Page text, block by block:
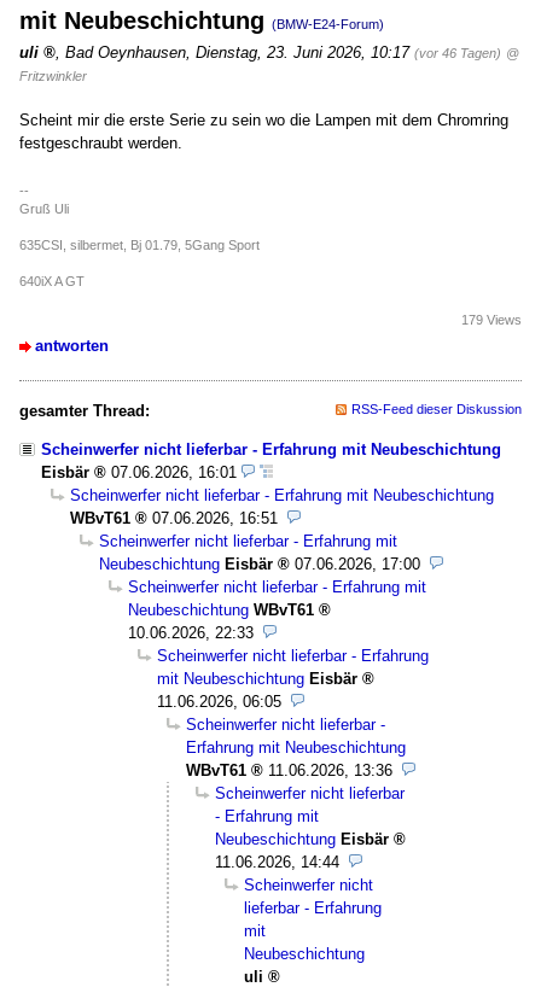
mit Neubeschichtung (BMW-E24-Forum)
uli Bad Oeynhausen Dienstag, 23. Juni 2026, 10:17 (vor 46 Tagen) @
Fritzwinkler
Scheint mir die erste Serie zu sein wo die Lampen mit dem Chromring
festgeschraubt werden.
--
Gruß Uli
635CSI, silbermet, Bj 01.79, 5Gang Sport
640iX A GT
antworten
179 Views
gesamter Thread: RSS-Feed dieser Diskussion
Scheinwerfer nicht lieferbar - Erfahrung mit Neubeschichtung
Eisbär
07.06.2026, 16:01
Scheinwerfer nicht lieferbar - Erfahrung mit Neubeschichtung
WBvT61
07.06.2026, 16:51
Scheinwerfer nicht lieferbar - Erfahrung mit
Neubeschichtung Eisbär
07.06.2026, 17:00
Scheinwerfer nicht lieferbar - Erfahrung mit
Neubeschichtung WBvT61
10.06.2026, 22:33
Scheinwerfer nicht lieferbar - Erfahrung
mit Neubeschichtung Eisbär
11.06.2026, 06:05
Scheinwerfer nicht lieferbar -
Erfahrung mit Neubeschichtung
WBvT61
11.06.2026, 13:36
Scheinwerfer nicht lieferbar
- Erfahrung mit
Neubeschichtung Eisbär
11.06.2026, 14:44
Scheinwerfer nicht
lieferbar - Erfahrung
mit
Neubeschichtung
uli